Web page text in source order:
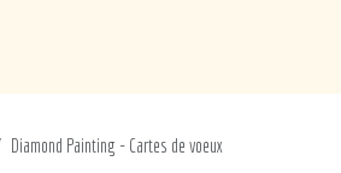
Diamond Painting - Cartes de voeux